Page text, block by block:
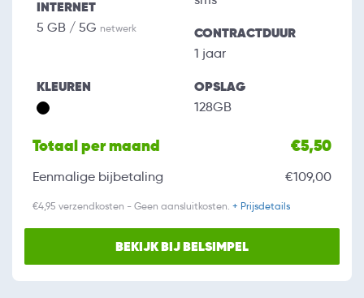
INTERNET
5 GB / 5G netwerk CONTRACTDUUR
1 jaar
KLEUREN OPSLAG
128GB
Totaal per maand €5,50
Eenmalige bijbetaling €109,00
€4,95 verzendkosten - Geen aansluitkosten. + Prijsdetails
BEKIJK BIJ BELSIMPEL